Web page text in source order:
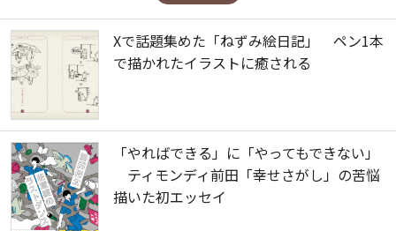
Xで話題集めた「ねずみ絵日記」 ペン1本
で描かれたイラストに癒される
「やればできる」に「やってもできない」
ティモンディ前田「幸せさがし」の苦悩
描いた初エッセイ